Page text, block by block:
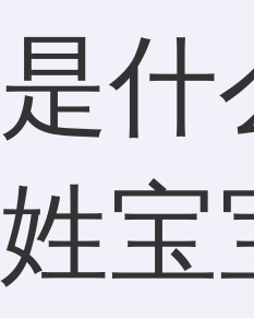
是什
姓宝